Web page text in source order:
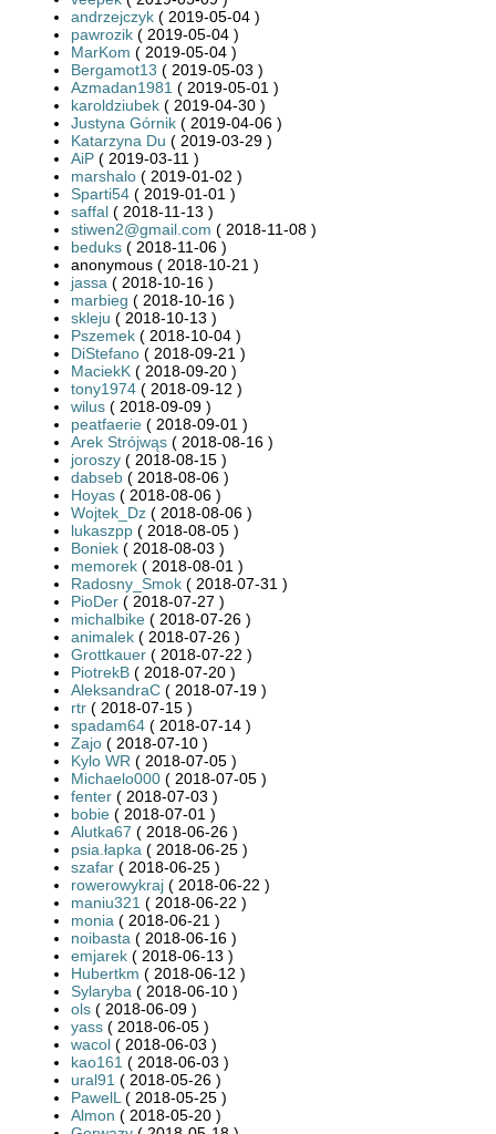
andrzejczyk ( 2019-05-04 )
pawrozik ( 2019-05-04 )
MarKom ( 2019-05-04 )
Bergamot13 ( 2019-05-03 )
Azmadan1981 ( 2019-05-01 )
karoldziubek ( 2019-04-30 )
Justyna Górnik ( 2019-04-06 )
Katarzyna Du ( 2019-03-29 )
AiP ( 2019-03-11 )
marshalo ( 2019-01-02 )
Sparti54 ( 2019-01-01 )
saffal ( 2018-11-13 )
stiwen2@gmail.com ( 2018-11-08 )
beduks ( 2018-11-06 )
anonymous ( 2018-10-21 )
jassa ( 2018-10-16 )
marbieg ( 2018-10-16 )
skleju ( 2018-10-13 )
Pszemek ( 2018-10-04 )
DiStefano ( 2018-09-21 )
MaciekK ( 2018-09-20 )
tony1974 ( 2018-09-12 )
wilus ( 2018-09-09 )
peatfaerie ( 2018-09-01 )
Arek Strójwąs ( 2018-08-16 )
joroszy ( 2018-08-15 )
dabseb ( 2018-08-06 )
Hoyas ( 2018-08-06 )
Wojtek_Dz ( 2018-08-06 )
lukaszpp ( 2018-08-05 )
Boniek ( 2018-08-03 )
memorek ( 2018-08-01 )
Radosny_Smok ( 2018-07-31 )
PioDer ( 2018-07-27 )
michalbike ( 2018-07-26 )
animalek ( 2018-07-26 )
Grottkauer ( 2018-07-22 )
PiotrekB ( 2018-07-20 )
AleksandraC ( 2018-07-19 )
rtr ( 2018-07-15 )
spadam64 ( 2018-07-14 )
Zajo ( 2018-07-10 )
Kylo WR ( 2018-07-05 )
Michaelo000 ( 2018-07-05 )
fenter ( 2018-07-03 )
bobie ( 2018-07-01 )
Alutka67 ( 2018-06-26 )
psia.łapka ( 2018-06-25 )
szafar ( 2018-06-25 )
rowerowykraj ( 2018-06-22 )
maniu321 ( 2018-06-22 )
monia ( 2018-06-21 )
noibasta ( 2018-06-16 )
emjarek ( 2018-06-13 )
Hubertkm ( 2018-06-12 )
Sylaryba ( 2018-06-10 )
ols ( 2018-06-09 )
yass ( 2018-06-05 )
wacol ( 2018-06-03 )
kao161 ( 2018-06-03 )
ural91 ( 2018-05-26 )
PawelL ( 2018-05-25 )
Almon ( 2018-05-20 )